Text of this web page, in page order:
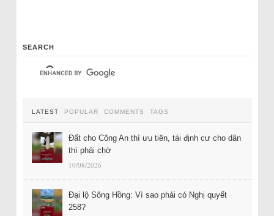
SEARCH
LATEST POPULAR COMMENTS TAGS
Đất cho Công An thì ưu tiên, tái định cư cho dân
thì phải chờ
10/08/2026
Đại lộ Sông Hồng: Vì sao phải có Nghị quyết
258?